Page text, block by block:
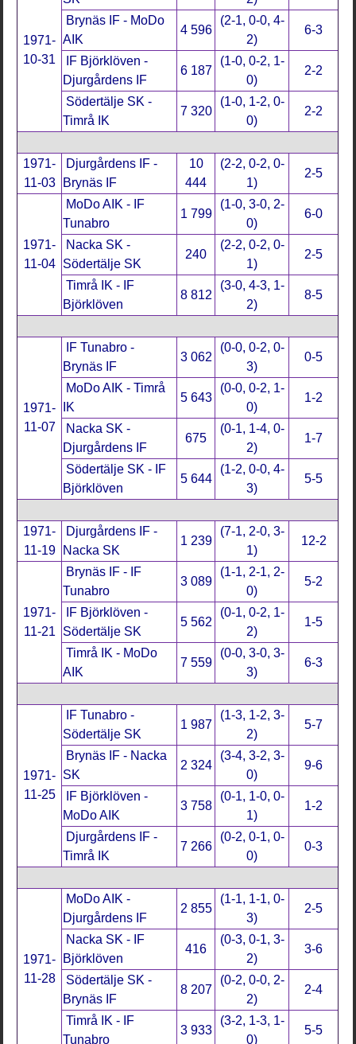
1971-
10-31
Brynäs IF - MoDo
AIK
4 596
(2-1, 0-0, 4-
2)
6-3
IF Björklöven -
Djurgårdens IF
6 187
(1-0, 0-2, 1-
0)
2-2
Södertälje SK -
Timrå IK
7 320
(1-0, 1-2, 0-
0)
2-2
1971-
11-03
Djurgårdens IF -
Brynäs IF
10
444
(2-2, 0-2, 0-
1)
2-5
1971-
11-04
MoDo AIK - IF
Tunabro
1 799
(1-0, 3-0, 2-
0)
6-0
Nacka SK -
Södertälje SK
240
(2-2, 0-2, 0-
1)
2-5
Timrå IK - IF
Björklöven
8 812
(3-0, 4-3, 1-
2)
8-5
1971-
11-07
IF Tunabro -
Brynäs IF
3 062
(0-0, 0-2, 0-
3)
0-5
MoDo AIK - Timrå
IK
5 643
(0-0, 0-2, 1-
0)
1-2
Nacka SK -
Djurgårdens IF
675
(0-1, 1-4, 0-
2)
1-7
Södertälje SK - IF
Björklöven
5 644
(1-2, 0-0, 4-
3)
5-5
1971-
11-19
Djurgårdens IF -
Nacka SK
1 239
(7-1, 2-0, 3-
1)
12-2
1971-
11-21
Brynäs IF - IF
Tunabro
3 089
(1-1, 2-1, 2-
0)
5-2
IF Björklöven -
Södertälje SK
5 562
(0-1, 0-2, 1-
2)
1-5
Timrå IK - MoDo
AIK
7 559
(0-0, 3-0, 3-
3)
6-3
1971-
11-25
IF Tunabro -
Södertälje SK
1 987
(1-3, 1-2, 3-
2)
5-7
Brynäs IF - Nacka
SK
2 324
(3-4, 3-2, 3-
0)
9-6
IF Björklöven -
MoDo AIK
3 758
(0-1, 1-0, 0-
1)
1-2
Djurgårdens IF -
Timrå IK
7 266
(0-2, 0-1, 0-
0)
0-3
1971-
11-28
MoDo AIK -
Djurgårdens IF
2 855
(1-1, 1-1, 0-
3)
2-5
Nacka SK - IF
Björklöven
416
(0-3, 0-1, 3-
2)
3-6
Södertälje SK -
Brynäs IF
8 207
(0-2, 0-0, 2-
2)
2-4
Timrå IK - IF
Tunabro
3 933
(3-2, 1-3, 1-
0)
5-5